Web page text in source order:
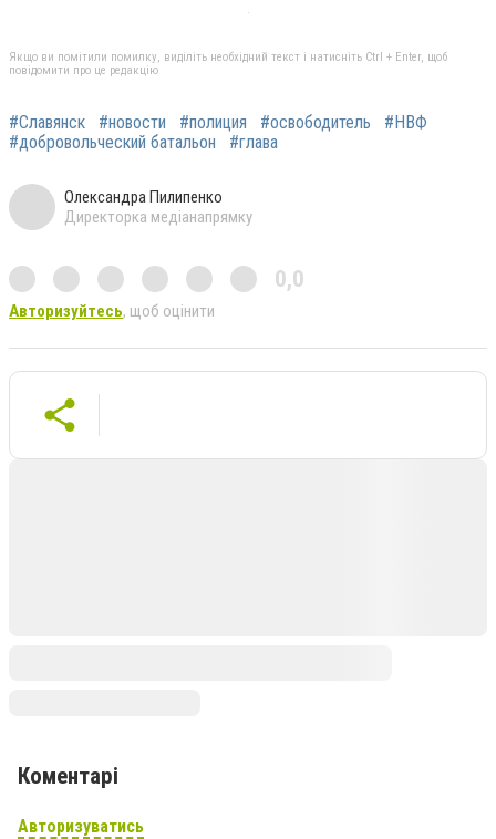
Якщо ви помітили помилку, виділіть необхідний текст і натисніть Ctrl + Enter, щоб
повідомити про це редакцію
#Славянск #новости #полиция #освободитель
#НВФ
#добровольческий батальон
#глава
Олександра Пилипенко
Директорка медіанапрямку
0,0
Авторизуйтесь, щоб оцінити
Коментарі
Авторизуватись